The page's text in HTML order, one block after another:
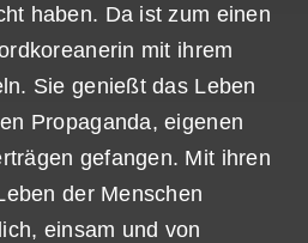
haben. Da ist zum einen
mit ihrem
Sie genießt das Leben
Propaganda, eigenen
gefangen. Mit ihren
der Menschen
einsam und von